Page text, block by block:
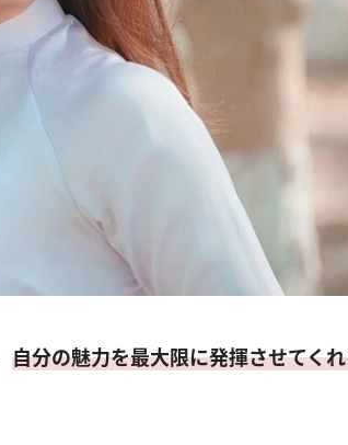
自分の魅力を最大限に発揮させてく